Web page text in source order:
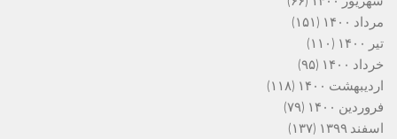
مرداد ۱۴۰۰
(۱۵۱)
تیر ۱۴۰۰
(۱۱۰)
خرداد ۱۴۰۰
(۹۵)
اردیبهشت ۱۴۰۰
(۱۱۸)
فروردین ۱۴۰۰
(۷۹)
اسفند ۱۳۹۹
(۱۳۷)